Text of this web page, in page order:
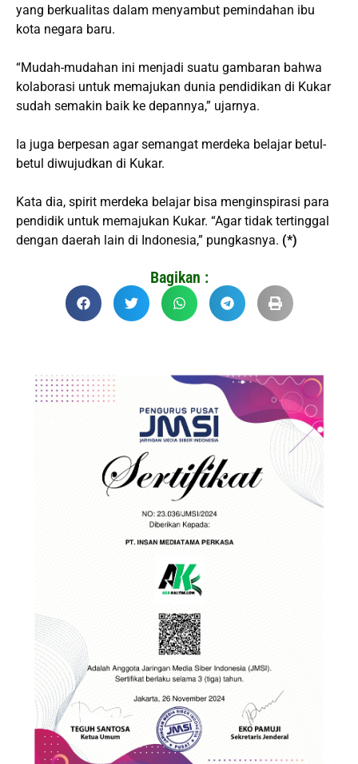
yang berkualitas dalam menyambut pemindahan ibu
kota negara baru.
“Mudah-mudahan ini menjadi suatu gambaran bahwa
kolaborasi untuk memajukan dunia pendidikan di Kukar
sudah semakin baik ke depannya,” ujarnya.
Ia juga berpesan agar semangat merdeka belajar betul-
betul diwujudkan di Kukar.
Kata dia, spirit merdeka belajar bisa menginspirasi para
pendidik untuk memajukan Kukar. “Agar tidak tertinggal
dengan daerah lain di Indonesia,” pungkasnya. (*)
Bagikan :